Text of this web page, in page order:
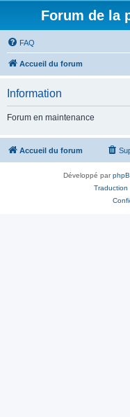
Forum de la
FAQ
Accueil du forum
Information
Forum en maintenance
Accueil du forum
Développé par
Traduction